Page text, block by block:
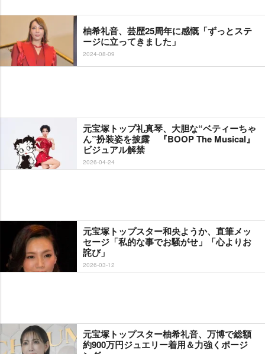
柚希礼音、芸歴25周年に感慨「ずっとステ
ージに立ってきました」
2024-08-09
元宝塚トップ礼真琴、大胆な“ベティーちゃ
ん”扮装姿を披露 『BOOP The Musical』
ビジュアル解禁
2026-04-24
元宝塚トップスター和央ようか、直筆メッ
セージ「私的な事でお騒がせ」「心よりお
詫び」
2026-03-12
元宝塚トップスター柚希礼音、万博で総額
約900万円ジュエリー着用＆力強くポージ